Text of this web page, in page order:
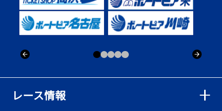
【常滑ボート・ルーキーＳ】荒木颯斗 予選９位でセミファイナル進
出「そろそろ優勝したい」
2026年08月02日
回りは良くなった」／常滑 - 日刊スポーツ
【ボートレース】島川海輝が逃げ切って準優勝負駆け成功、準優は
伸び意識の調整で／常滑 - 日刊スポーツ
レース情報